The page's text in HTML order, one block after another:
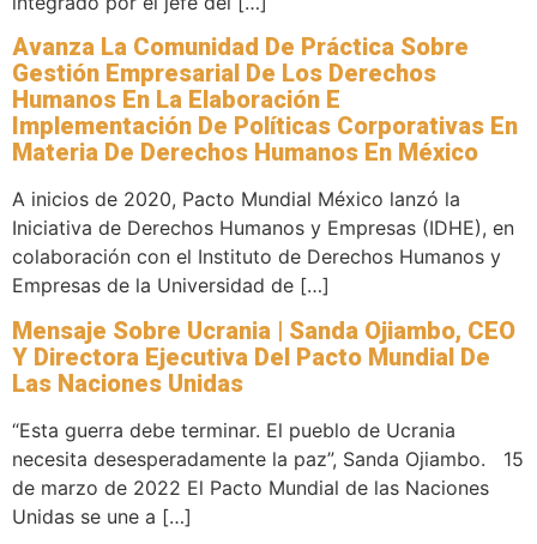
Avanza La Comunidad De Práctica Sobre
Gestión Empresarial De Los Derechos
Humanos En La Elaboración E
Implementación De Políticas Corporativas En
Materia De Derechos Humanos En México
A inicios de 2020, Pacto Mundial México lanzó la
Iniciativa de Derechos Humanos y Empresas (IDHE), en
colaboración con el Instituto de Derechos Humanos y
Empresas de la Universidad de […]
Mensaje Sobre Ucrania | Sanda Ojiambo, CEO
Y Directora Ejecutiva Del Pacto Mundial De
Las Naciones Unidas
“Esta guerra debe terminar. El pueblo de Ucrania
necesita desesperadamente la paz”, Sanda Ojiambo. 15
de marzo de 2022 El Pacto Mundial de las Naciones
Unidas se une a […]